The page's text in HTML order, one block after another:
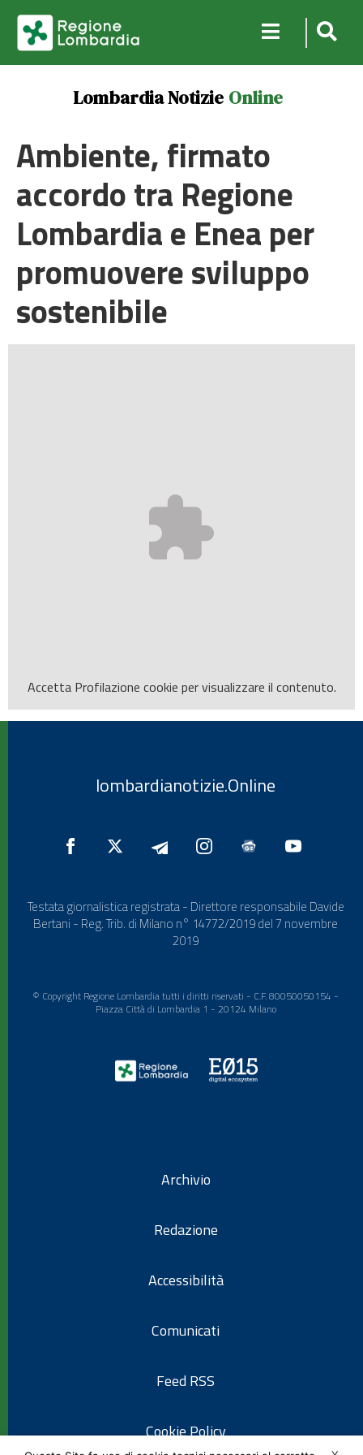
Lombardia Notizie Online
Ambiente, firmato
accordo tra Regione
Lombardia e Enea per
promuovere sviluppo
sostenibile
Accetta Profilazione cookie per visualizzare il contenuto.
lombardianotizie.Online
Testata giornalistica registrata - Direttore responsabile Davide
Bertani - Reg. Trib. di Milano n° 14772/2019 del 7 novembre
2019
© Copyright Regione Lombardia tutti i diritti riservati - C.F. 80050050154 -
Piazza Città di Lombardia 1 - 20124 Milano
Archivio
Redazione
Accessibilità
Comunicati
Feed RSS
Cookie Policy